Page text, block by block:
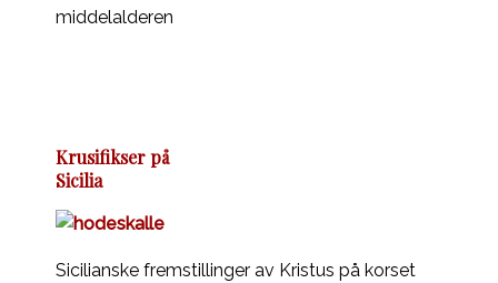
middelalderen
Krusifikser på
Sicilia
Sicilianske fremstillinger av Kristus på korset